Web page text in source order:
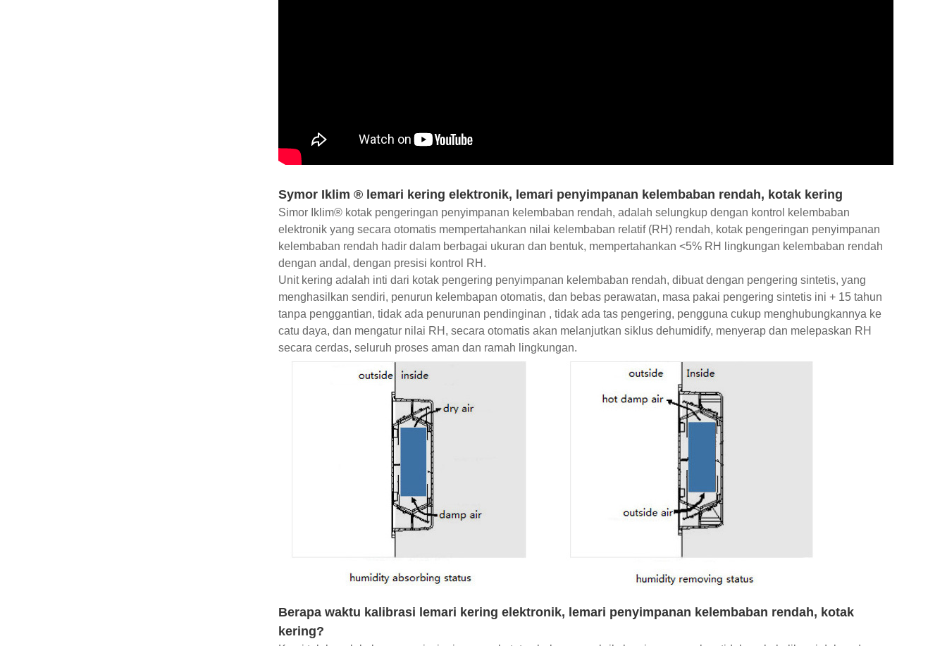
Symor Iklim ® lemari kering elektronik, lemari penyimpanan kelembaban rendah, kotak kering
Simor Iklim® kotak pengeringan penyimpanan kelembaban rendah, adalah selungkup dengan kontrol kelembaban
elektronik yang secara otomatis mempertahankan nilai kelembaban relatif (RH) rendah, kotak pengeringan penyimpanan
kelembaban rendah hadir dalam berbagai ukuran dan bentuk, mempertahankan <5% RH lingkungan kelembaban rendah
dengan andal, dengan presisi kontrol RH.
Unit kering adalah inti dari kotak pengering penyimpanan kelembaban rendah, dibuat dengan pengering sintetis, yang
menghasilkan sendiri, penurun kelembapan otomatis, dan bebas perawatan, masa pakai pengering sintetis ini + 15 tahun
tanpa penggantian, tidak ada penurunan pendinginan , tidak ada tas pengering, pengguna cukup menghubungkannya ke
catu daya, dan mengatur nilai RH, secara otomatis akan melanjutkan siklus dehumidify, menyerap dan melepaskan RH
secara cerdas, seluruh proses aman dan ramah lingkungan.
Berapa waktu kalibrasi lemari kering elektronik, lemari penyimpanan kelembaban rendah, kotak
kering?